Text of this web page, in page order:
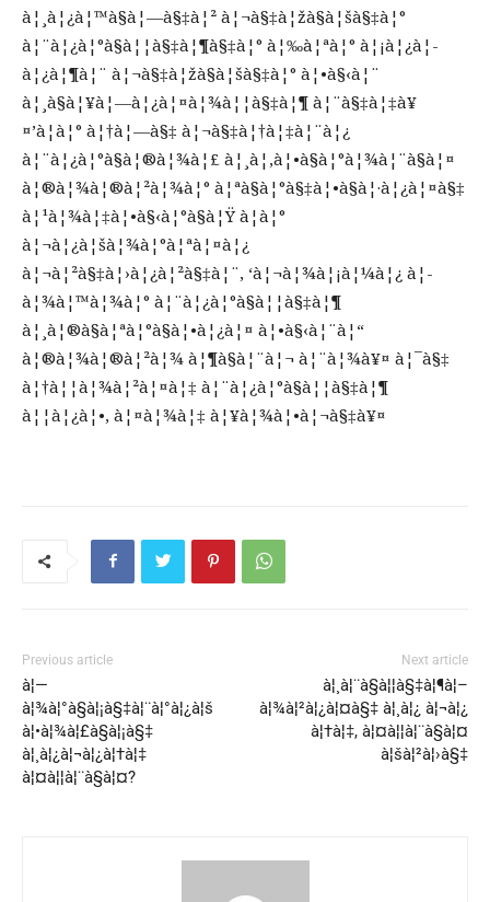
à¦¸à¦¿à¦™à§à¦—à§‡à¦² à¦¬à§‡à¦žà§à¦šà§‡à¦°
à¦¨à¦¿à¦°à§à¦¦à§‡à¦¶à§‡à¦° à¦‰à¦ªà¦° à¦¡à¦¿à¦­
à¦¿à¦¶à¦¨ à¦¬à§‡à¦žà§à¦šà§‡à¦° à¦•à§‹à¦¨
à¦¸à§à¦¥à¦—à¦¿à¦¤à¦¾à¦¦à§‡à¦¶ à¦¨à§‡à¦‡à¥
¤’à¦à¦° à¦†à¦—à§‡ à¦¬à§‡à¦†à¦‡à¦¨à¦¿
à¦¨à¦¿à¦°à§à¦®à¦¾à¦£ à¦¸à¦‚à¦•à§à¦°à¦¾à¦¨à§à¦¤
à¦®à¦¾à¦®à¦²à¦¾à¦° à¦ªà§à¦°à§‡à¦•à§à¦·à¦¿à¦¤à§‡
à¦¹à¦¾à¦‡à¦•à§‹à¦°à§à¦Ÿ à¦à¦°
à¦¬à¦¿à¦šà¦¾à¦°à¦ªà¦¤à¦¿
à¦¬à¦²à§‡à¦›à¦¿à¦²à§‡à¦¨, ‘à¦¬à¦¾à¦¡à¦¼à¦¿ à¦­
à¦¾à¦™à¦¾à¦° à¦¨à¦¿à¦°à§à¦¦à§‡à¦¶
à¦¸à¦®à§à¦ªà¦°à§à¦•à¦¿à¦¤ à¦•à§‹à¦¨à¦“
à¦®à¦¾à¦®à¦²à¦¾ à¦¶à§à¦¨à¦¬ à¦¨à¦¾à¥¤ à¦¯à§‡
à¦†à¦¦à¦¾à¦²à¦¤à¦‡ à¦¨à¦¿à¦°à§à¦¦à§‡à¦¶
à¦¦à¦¿à¦•, à¦¤à¦¾à¦‡ à¦¥à¦¾à¦•à¦¬à§‡à¥¤
Previous article
à¦—
à¦¾à¦°à§à¦¡à§‡à¦¨à¦°à¦¿à¦š
à¦•à¦¾à¦£à§à¦¡à§‡
à¦¸à¦¿à¦¬à¦¿à¦†à¦‡
à¦¤à¦¦à¦¨à§à¦¤?
Next article
à¦¸à¦¨à§à¦¦à§‡à¦¶à¦–
à¦¾à¦²à¦¿à¦¤à§‡ à¦¸à¦¿ à¦¬à¦¿
à¦†à¦‡, à¦¤à¦¦à¦¨à§à¦¤
à¦šà¦²à¦›à§‡